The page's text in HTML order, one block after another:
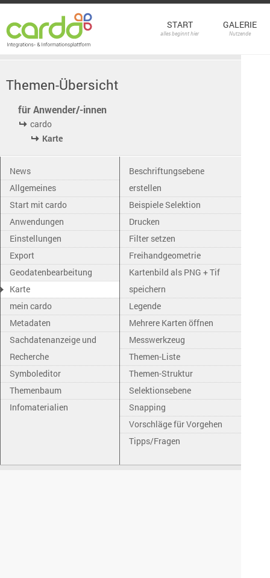
START
alles beginnt hier
GALERIE
Nutzende
Themen-Übersicht
für Anwender/-innen
cardo
Karte
News
Allgemeines
Start mit cardo
Anwendungen
Einstellungen
Export
Geodatenbearbeitung
Karte
mein cardo
Metadaten
Sachdatenanzeige und
Recherche
Symboleditor
Themenbaum
Infomaterialien
Beschriftungsebene
erstellen
Beispiele Selektion
Drucken
Filter setzen
Freihandgeometrie
Kartenbild als PNG + Tif
speichern
Legende
Mehrere Karten öffnen
Messwerkzeug
Themen-Liste
Themen-Struktur
Selektionsebene
Snapping
Vorschläge für Vorgehen
Tipps/Fragen